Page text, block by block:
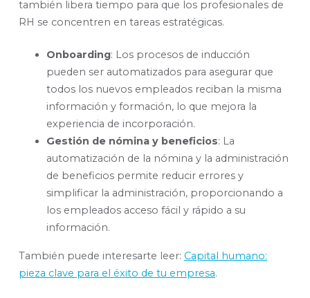
también libera tiempo para que los profesionales de
RH se concentren en tareas estratégicas.
Onboarding: Los procesos de inducción
pueden ser automatizados para asegurar que
todos los nuevos empleados reciban la misma
información y formación, lo que mejora la
experiencia de incorporación.
Gestión de nómina y beneficios: La
automatización de la nómina y la administración
de beneficios permite reducir errores y
simplificar la administración, proporcionando a
los empleados acceso fácil y rápido a su
información.
También puede interesarte leer: Capital humano:
pieza clave para el éxito de tu empresa.